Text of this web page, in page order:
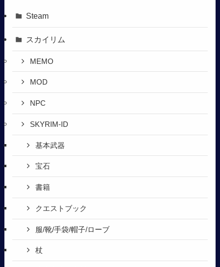
Steam
スカイリム
MEMO
MOD
NPC
SKYRIM-ID
基本武器
宝石
書籍
クエストブック
服/靴/手袋/帽子/ローブ
杖